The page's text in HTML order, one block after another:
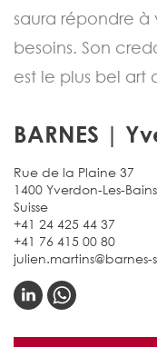
saura répondre à
besoins. Son
est le plus bel art
BARNES |
Rue de la Plaine 37
1400 Yverdon-Les-Bains
Suisse
+41 24 425 44 37
+41 76 415 00 80
julien.martins@barnes-